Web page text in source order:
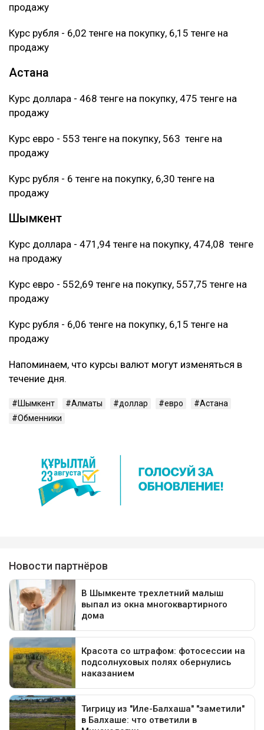
продажу
Курс рубля - 6,02 тенге на покупку, 6,15 тенге на
продажу
Астана
Курс доллара - 468 тенге на покупку, 475 тенге на
продажу
Курс евро - 553 тенге на покупку, 563 тенге на
продажу
Курс рубля - 6 тенге на покупку, 6,30 тенге на
продажу
Шымкент
Курс доллара - 471,94 тенге на покупку, 474,08 тенге
на продажу
Курс евро - 552,69 тенге на покупку, 557,75 тенге на
продажу
Курс рубля - 6,06 тенге на покупку, 6,15 тенге на
продажу
Напоминаем, что курсы валют могут изменяться в
течение дня.
Шымкент Алматы доллар евро
Астана
Обменники